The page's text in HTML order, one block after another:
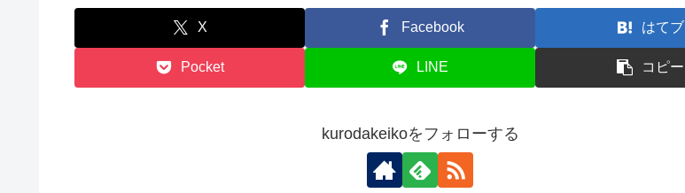
X Facebook はてブ
Pocket LINE コピー
kurodakeikoをフォローする